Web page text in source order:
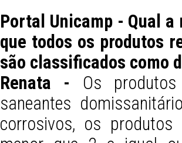
Portal Unicamp - Qual a
que todos os produtos
são classificados como
Renata - Os
saneantes
corrosivos, os